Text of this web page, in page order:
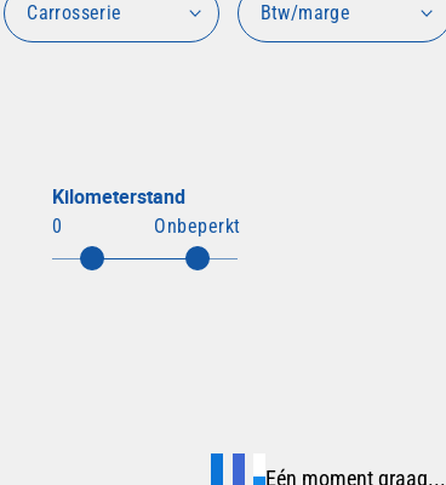
Carrosserie Btw/marge
Kilometerstand
0 Onbeperkt
Eén moment graag...